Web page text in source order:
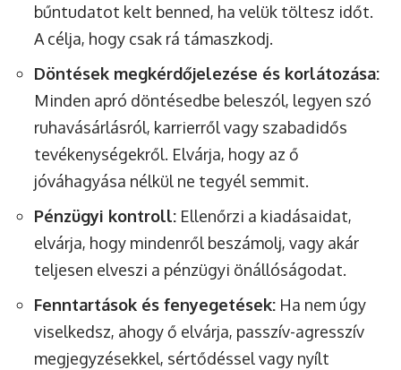
bűntudatot kelt benned, ha velük töltesz időt.
A célja, hogy csak rá támaszkodj.
Döntések megkérdőjelezése és korlátozása:
Minden apró döntésedbe beleszól, legyen szó
ruhavásárlásról, karrierről vagy szabadidős
tevékenységekről. Elvárja, hogy az ő
jóváhagyása nélkül ne tegyél semmit.
Pénzügyi kontroll: Ellenőrzi a kiadásaidat,
elvárja, hogy mindenről beszámolj, vagy akár
teljesen elveszi a pénzügyi önállóságodat.
Fenntartások és fenyegetések: Ha nem úgy
viselkedsz, ahogy ő elvárja, passzív-agresszív
megjegyzésekkel, sértődéssel vagy nyílt